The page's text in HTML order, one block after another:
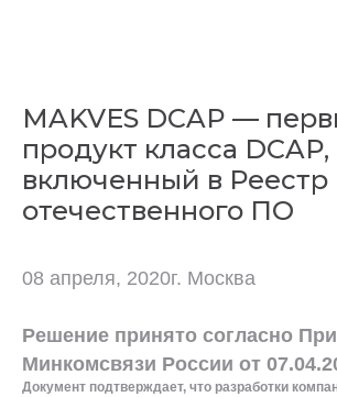
MAKVES DCAP —
продукт класса DCAP,
включенный в Реестр
отечественного ПО
08 апреля, 2020г. Москва
Решение принято согласно
Минкомсвязи России от
Документ подтверждает, что разработки